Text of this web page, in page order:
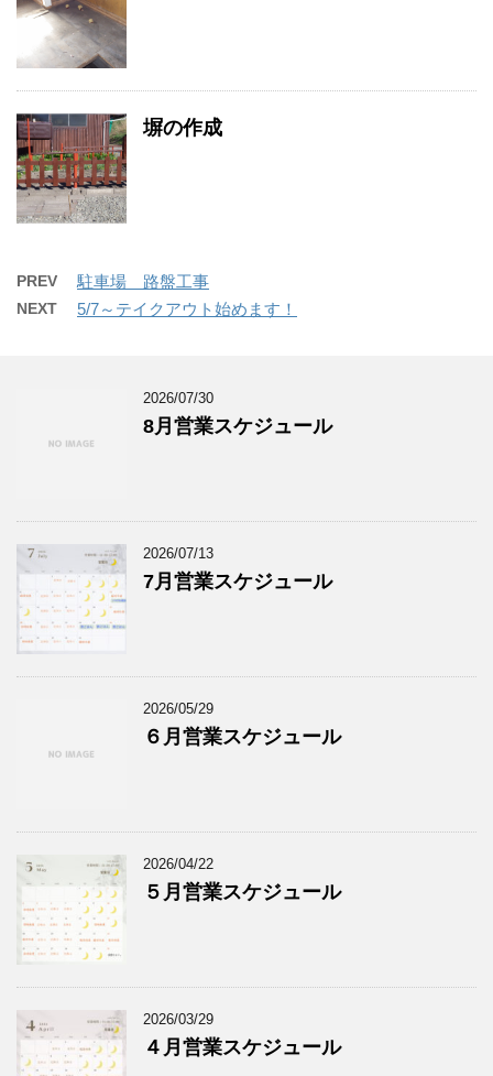
塀の作成
PREV 駐車場 路盤工事
NEXT 5/7～テイクアウト始めます！
2026/07/30
8月営業スケジュール
2026/07/13
7月営業スケジュール
2026/05/29
６月営業スケジュール
2026/04/22
５月営業スケジュール
2026/03/29
４月営業スケジュール